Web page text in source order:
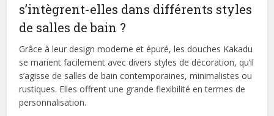
s’intègrent-elles dans différents styles
de salles de bain ?
Grâce à leur design moderne et épuré, les douches Kakadu
se marient facilement avec divers styles de décoration, qu’il
s’agisse de salles de bain contemporaines, minimalistes ou
rustiques. Elles offrent une grande flexibilité en termes de
personnalisation.